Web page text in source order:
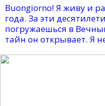
Buongiorno! Я живу и
года. За эти
погружаешься в
тайн он открывает. Я